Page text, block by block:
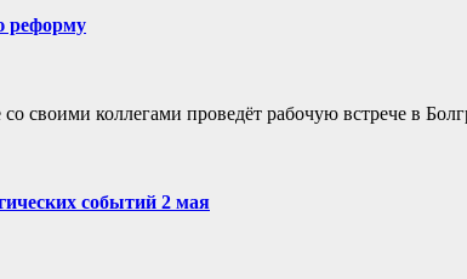
реформу
своими коллегами проведёт рабочую встрече в
событий 2 мая